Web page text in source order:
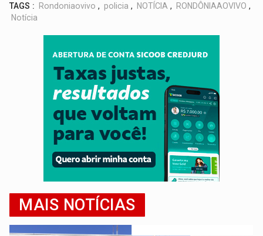
TAGS : Rondoniaovivo , policia , NOTÍCIA , RONDÔNIAAOVIVO ,
Notícia
MAIS NOTÍCIAS